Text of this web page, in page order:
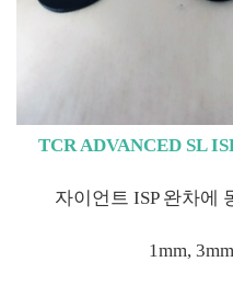
TCR ADVANCED SL
자이언트 ISP 완차에
1mm,